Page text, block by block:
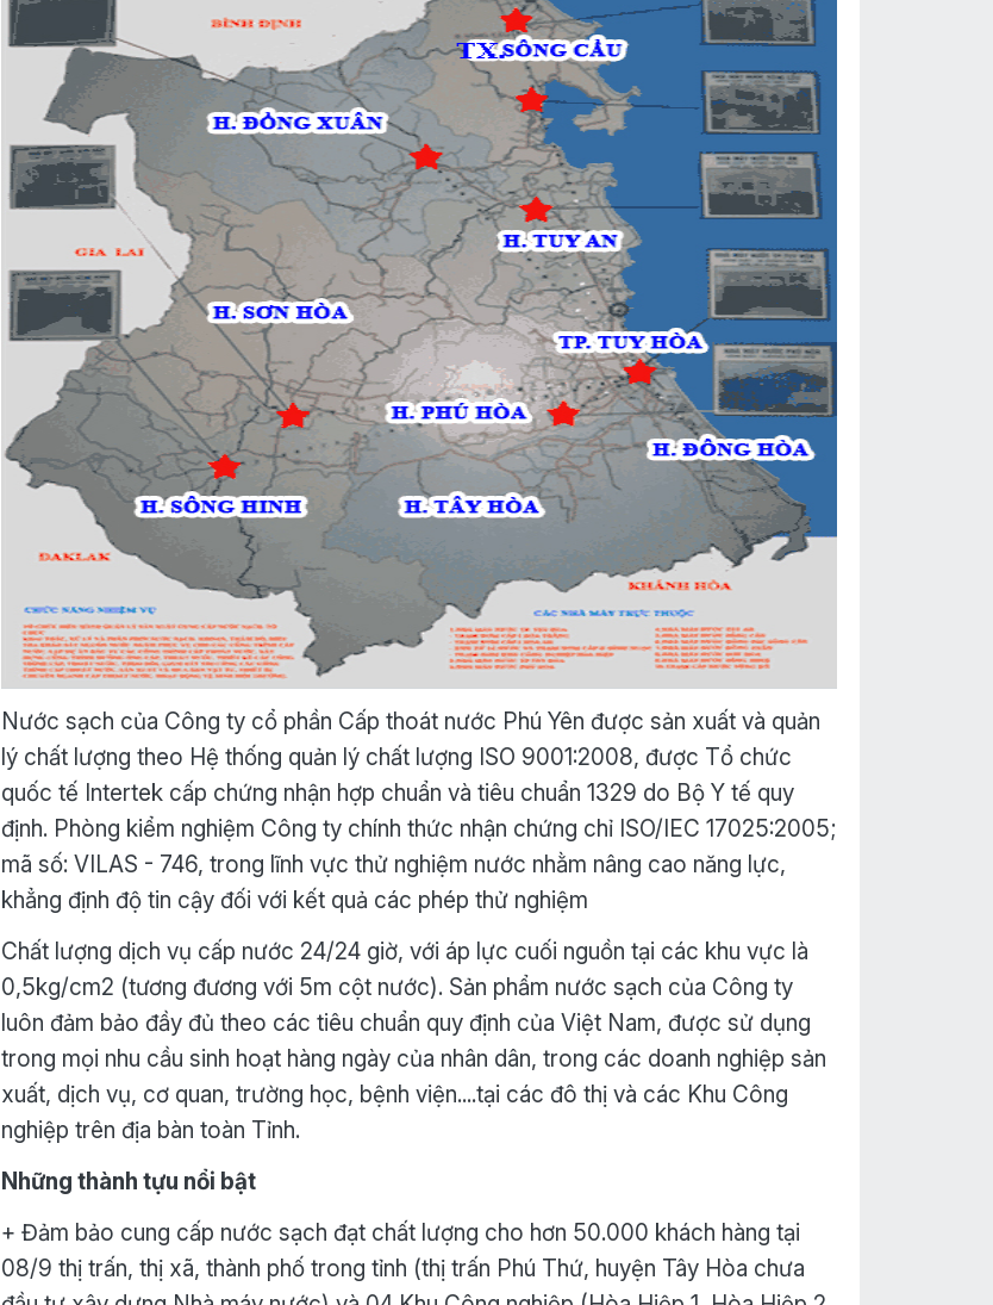
Nước sạch của Công ty cổ phần Cấp thoát nước Phú Yên được sản xuất và quản
lý chất lượng theo Hệ thống quản lý chất lượng ISO 9001:2008, được Tổ chức
quốc tế Intertek cấp chứng nhận hợp chuẩn và tiêu chuẩn 1329 do Bộ Y tế quy
định. Phòng kiểm nghiệm Công ty chính thức nhận chứng chỉ ISO/IEC 17025:2005;
mã số: VILAS - 746, trong lĩnh vực thử nghiệm nước nhằm nâng cao năng lực,
khẳng định độ tin cậy đối với kết quả các phép thử nghiệm
Chất lượng dịch vụ cấp nước 24/24 giờ, với áp lực cuối nguồn tại các khu vực là
0,5kg/cm2 (tương đương với 5m cột nước). Sản phẩm nước sạch của Công ty
luôn đảm bảo đầy đủ theo các tiêu chuẩn quy định của Việt Nam, được sử dụng
trong mọi nhu cầu sinh hoạt hàng ngày của nhân dân, trong các doanh nghiệp sản
xuất, dịch vụ, cơ quan, trường học, bệnh viện....tại các đô thị và các Khu Công
nghiệp trên địa bàn toàn Tỉnh.
Những thành tựu nổi bật
+ Đảm bảo cung cấp nước sạch đạt chất lượng cho hơn 50.000 khách hàng tại
08/9 thị trấn, thị xã, thành phố trong tỉnh (thị trấn Phú Thứ, huyện Tây Hòa chưa